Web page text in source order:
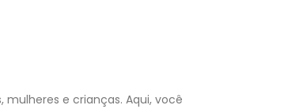
e crianças. Aqui, você